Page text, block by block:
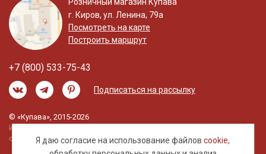
Я даю согласие на использование файловcookie,
г. Киров, ул. Ленина, 79а
Посмотреть на карте
Построить маршрут
+7 (800) 533-75-43
Подписаться на рассылку
© «Купава», 2015-2026
Информация на сайте не является публичной
офертой.